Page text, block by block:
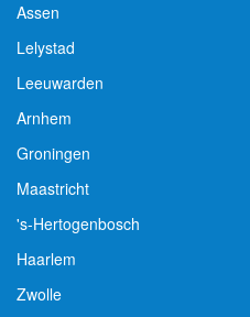
Assen
Lelystad
Leeuwarden
Arnhem
Groningen
Maastricht
's-Hertogenbosch
Haarlem
Zwolle